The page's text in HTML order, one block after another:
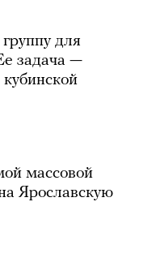
для
задача —
кубинской
массовой
Ярославскую